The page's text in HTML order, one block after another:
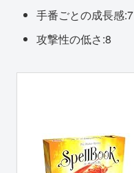
手番ごとの成長感:7
攻撃性の低さ:8